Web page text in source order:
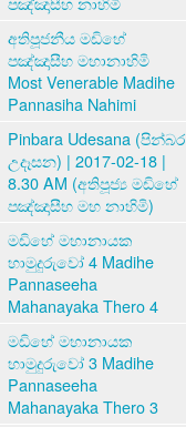
අතිපූජනීය මඩිහේ
පඤ්ඤාසීහ මහානාහිමි
Most Venerable Madihe
Pannasiha Nahimi
Pinbara Udesana (පින්බර
උදෑසන) | 2017-02-18 |
8.30 AM (අතිපූජ්‍ය මඩිහේ
පඤ්ඤාසීහ මහ නාහිමි)
මඩිහේ මහානායක
හාමුදුරුවෝ 4 Madihe
Pannaseeha
Mahanayaka Thero 4
මඩිහේ මහානායක
හාමුදුරුවෝ 3 Madihe
Pannaseeha
Mahanayaka Thero 3